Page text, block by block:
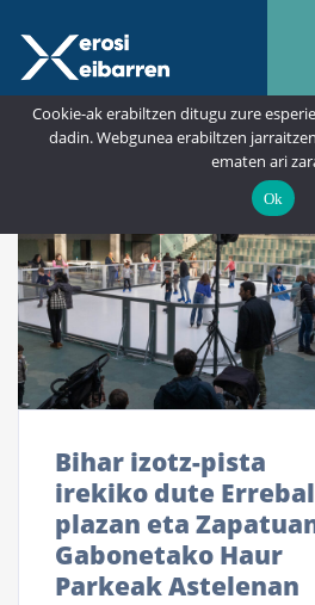
Bihar izotz-pista
irekiko dute Errebal
plazan eta
Gabonetako Haur
Parkeak Astelenan
Cookie-ak erabiltzen ditugu zure
dadin. Webgunea erabiltzen
ematen ari
Ok